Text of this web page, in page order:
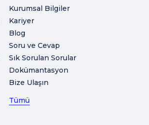
Kurumsal Bilgiler
Kariyer
Blog
Soru ve Cevap
Sık Sorulan Sorular
Dokümantasyon
Bize Ulaşın
Tümü